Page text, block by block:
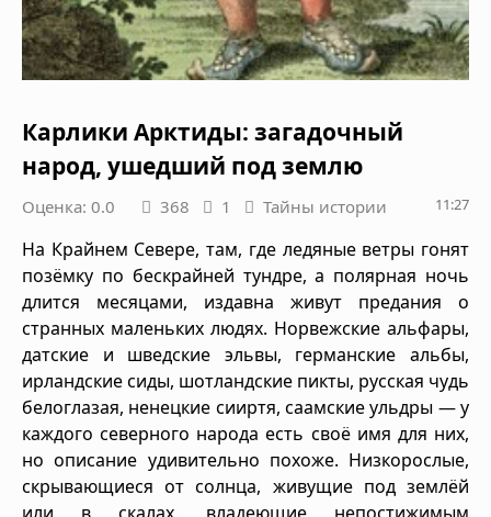
Карлики Арктиды: загадочный
народ, ушедший под землю
Оценка: 0.0 368 1 Тайны истории 11:27
На Крайнем Севере, там, где ледяные ветры гонят
позёмку по бескрайней тундре, а полярная ночь
длится месяцами, издавна живут предания о
странных маленьких людях. Норвежские альфары,
датские и шведские эльвы, германские альбы,
ирландские сиды, шотландские пикты, русская чудь
белоглазая, ненецкие сииртя, саамские ульдры — у
каждого северного народа есть своё имя для них,
но описание удивительно похоже. Низкорослые,
скрывающиеся от солнца, живущие под землёй